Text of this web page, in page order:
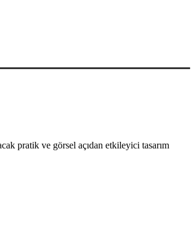
pratik ve görsel açıdan etkileyici tasarım